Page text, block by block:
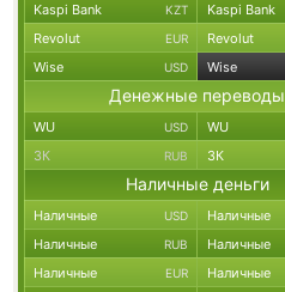
Kaspi Bank KZT Kaspi Bank
Revolut EUR Revolut
Wise USD Wise
Денежные переводы
WU USD WU
ЗК RUB ЗК
Наличные деньги
Наличные USD Наличные
Наличные RUB Наличные
Наличные EUR Наличные